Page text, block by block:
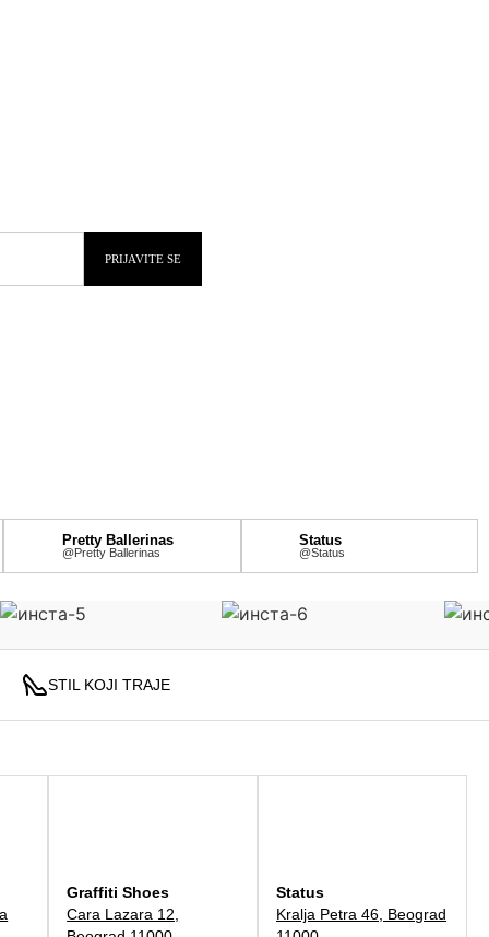
PRIJAVITE SE
Pretty Ballerinas
@Pretty Ballerinas
Status
@Status
STIL KOJI TRAJE
Graffiti Shoes
Cara Lazara 12,
Status
Kralja Petra 46, Beograd